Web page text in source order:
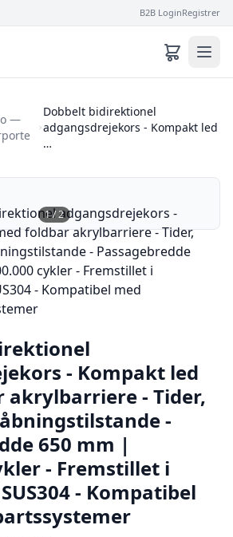
B2B LoginRegistrer
—
Dobbelt bidirektionel
adgangsdrejekors - Kompakt led
…
1/2
- Kompakt led
akrylbarriere - Tider,
-
650 mm |
- Fremstillet i
- Kompatibel